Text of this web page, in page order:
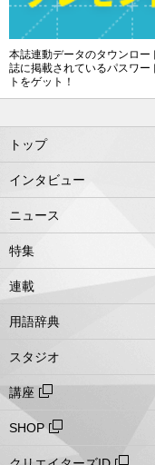
本誌連動データのタウンロ
誌に掲載されているパスワ
トをゲット！
トップ
インタビュー
ニュース
特集
連載
用語辞典
スタジオ
講座
SHOP